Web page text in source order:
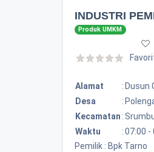
INDUSTRI
Produk UMKM
Alamat : Dusun
Desa
:
Kecamatan :
Waktu
:07:00 -
Pemilik : Bpk Tarno